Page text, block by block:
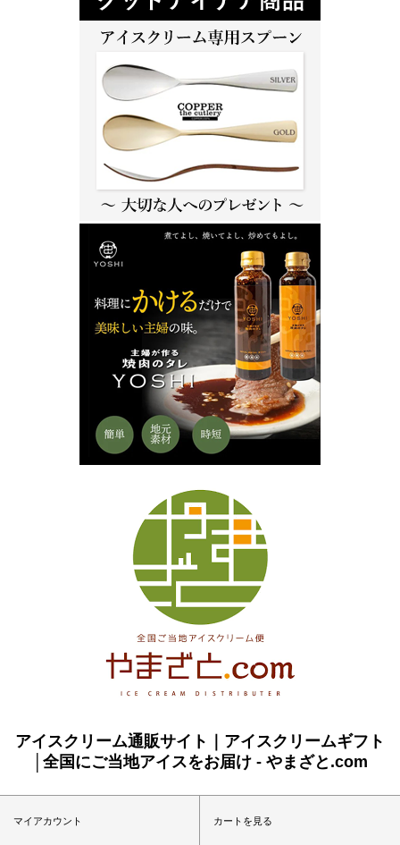
アイスクリーム通販サイト｜アイスクリームギフト
│全国にご当地アイスをお届け - やまざと.com
マイアカウント カートを見る